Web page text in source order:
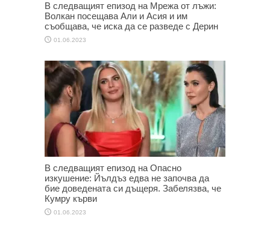
В следващият епизод на Мрежа от лъжи:
Волкан посещава Али и Асия и им
съобщава, че иска да се разведе с Дерин
01.06.2023
В следващият епизод на Опасно
изкушение: Йълдъз едва не започва да
бие доведената си дъщеря. Забелязва, че
Кумру кърви
01.06.2023